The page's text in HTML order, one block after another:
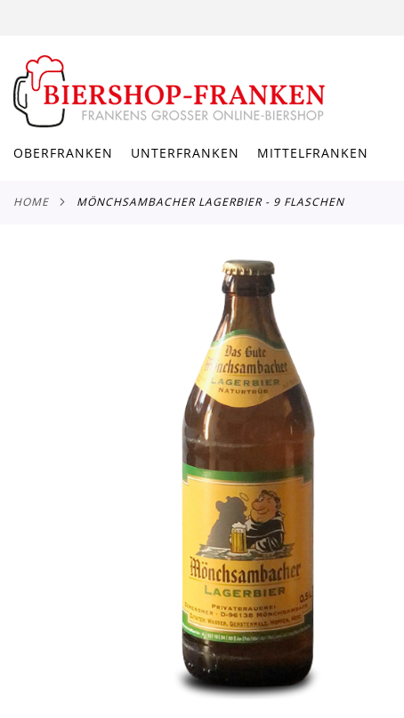
INHALT
OBERFRANKEN UNTERFRANKEN MITTELFRANKEN
HOME MÖNCHSAMBACHER LAGERBIER - 9 FLASCHEN